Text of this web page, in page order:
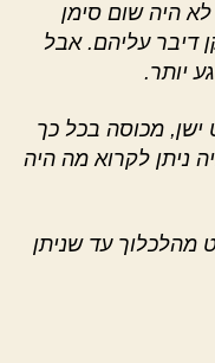
לא היה שום סימן
דיבר עליהם. אבל
יותר.
ישן, מכוסה בכל כך
ניתן לקרוא מה היה
מהלכלוך עד שניתן